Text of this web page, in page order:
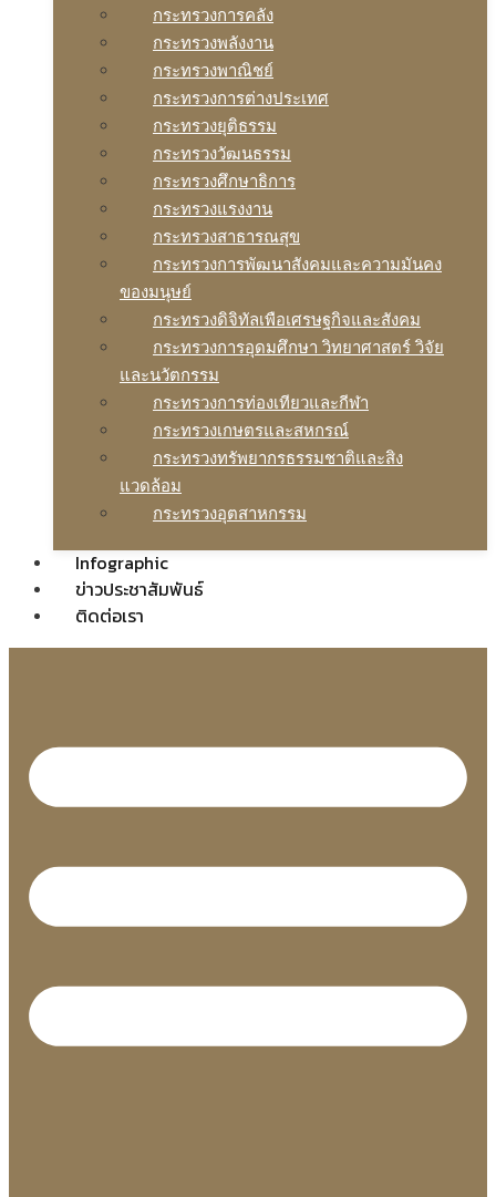
กระทรวงการคลัง
กระทรวงพลังงาน
กระทรวงพาณิชย์
กระทรวงการต่างประเทศ
กระทรวงยุติธรรม
กระทรวงวัฒนธรรม
กระทรวงศึกษาธิการ
กระทรวงแรงงาน
กระทรวงสาธารณสุข
กระทรวงการพัฒนาสังคมและความมันคง
ของมนุษย์
กระทรวงดิจิทัลเพือเศรษฐกิจและสังคม
กระทรวงการอุดมศึกษา วิทยาศาสตร์ วิจัย
และนวัตกรรม
กระทรวงการท่องเทียวและกีฬา
กระทรวงเกษตรและสหกรณ์
กระทรวงทรัพยากรธรรมชาติและสิง
แวดล้อม
กระทรวงอุตสาหกรรม
Infographic
ข่าวประชาสัมพันธ์
ติดต่อเรา